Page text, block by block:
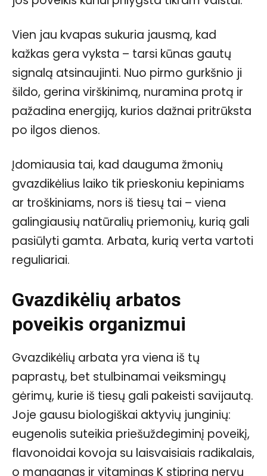
Vien jau kvapas sukuria jausmą, kad
kažkas gera vyksta – tarsi kūnas gautų
signalą atsinaujinti. Nuo pirmo gurkšnio ji
šildo, gerina virškinimą, nuramina protą ir
pažadina energiją, kurios dažnai pritrūksta
po ilgos dienos.
Įdomiausia tai, kad dauguma žmonių
gvazdikėlius laiko tik prieskoniu kepiniams
ar troškiniams, nors iš tiesų tai – viena
galingiausių natūralių priemonių, kurią gali
pasiūlyti gamta. Arbata, kurią verta vartoti
reguliariai.
Gvazdikėlių arbatos
poveikis organizmui
Gvazdikėlių arbata yra viena iš tų
paprastų, bet stulbinamai veiksmingų
gėrimų, kurie iš tiesų gali pakeisti savijautą.
Joje gausu biologiškai aktyvių junginių:
eugenolis suteikia priešuždegiminį poveikį,
flavonoidai kovoja su laisvaisiais radikalais,
o manganas ir vitaminas K stiprina nervų